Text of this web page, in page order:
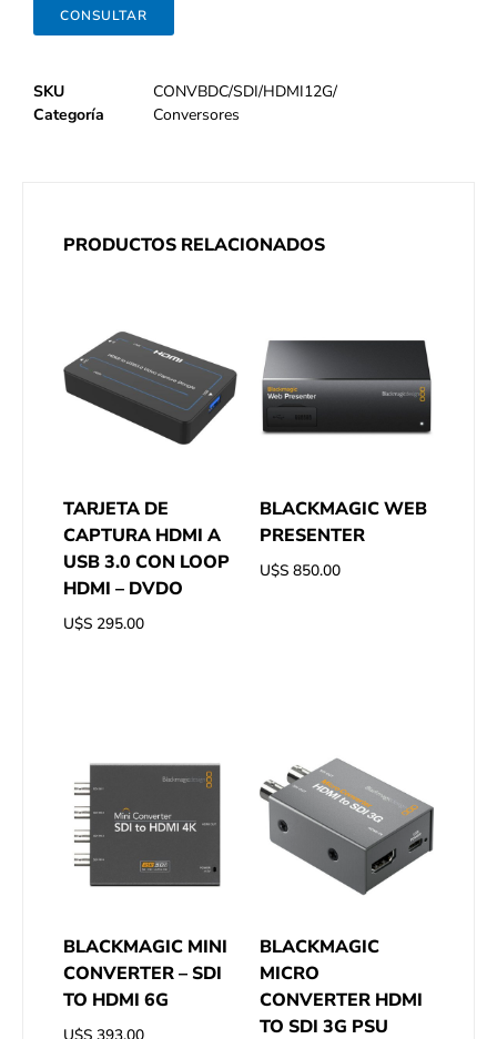
CONSULTAR
SKU
CONVBDC/SDI/HDMI12G/
Categoría
Conversores
PRODUCTOS RELACIONADOS
TARJETA DE
CAPTURA HDMI A
USB 3.0 CON LOOP
HDMI – DVDO
U$S 295.00
BLACKMAGIC WEB
PRESENTER
U$S 850.00
BLACKMAGIC MINI
CONVERTER – SDI
TO HDMI 6G
BLACKMAGIC
MICRO
CONVERTER HDMI
TO SDI 3G PSU